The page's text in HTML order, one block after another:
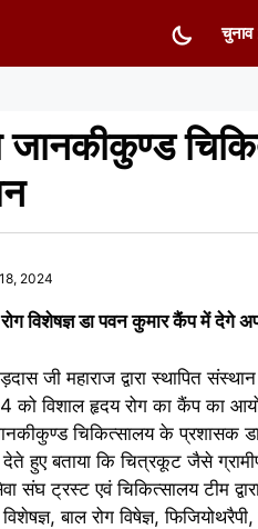
2024
विशेषज्ञ डा पवन कुमार कैंप में देगे
जी महाराज द्वारा स्थापित
विशाल हृदय रोग का कैंप का
चिकित्सालय के प्रशासक
देते हुए बताया कि चित्रकूट जैसे
संघ ट्रस्ट एवं चिकित्सालय टीम
बाल रोग विषेज्ञ,